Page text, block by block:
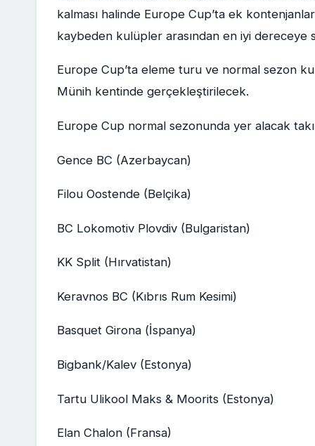
kalması halinde Europe Cup’ta ek
kaybeden kulüpler arasından en iyi dereceye
Europe Cup’ta eleme turu ve normal sezon
Münih kentinde gerçekleştirilecek.
Europe Cup normal sezonunda yer alacak
Gence BC (Azerbaycan)
Filou Oostende (Belçika)
BC Lokomotiv Plovdiv (Bulgaristan)
KK Split (Hırvatistan)
Keravnos BC (Kıbrıs Rum Kesimi)
Basquet Girona (İspanya)
Bigbank/Kalev (Estonya)
Tartu Ulikool Maks & Moorits (Estonya)
Elan Chalon (Fransa)